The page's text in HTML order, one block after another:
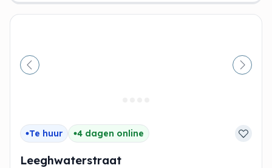
Vorige
Te huur 4 dagen online
Leeghwaterstraat